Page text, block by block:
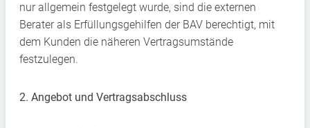
nur allgemein festgelegt wurde, sind die externen
Berater als Erfüllungsgehilfen der BAV berechtigt, mit
dem Kunden die näheren Vertragsumstände
festzulegen.
2. Angebot und Vertragsabschluss